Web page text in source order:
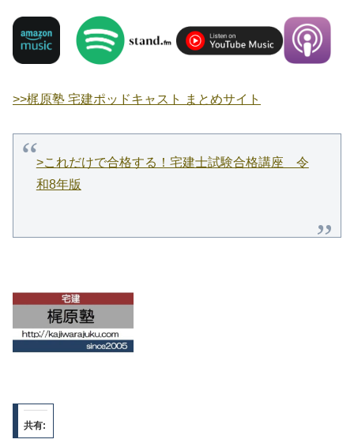
>>梶原塾 宅建ポッドキャスト まとめサイト
>これだけで合格する！宅建士試験合格講座 令
和8年版
共有: